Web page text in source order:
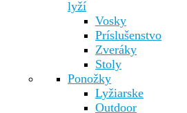
lyží
Vosky
Príslušenstvo
Zveráky
Stoly
Ponožky
Lyžiarske
Outdoor